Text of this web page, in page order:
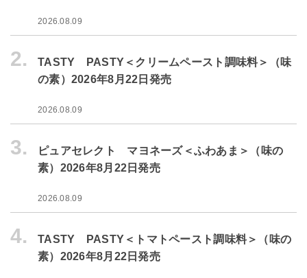
2026.08.09
2.
TASTY PASTY＜クリームペースト調味料＞（味
の素）2026年8月22日発売
2026.08.09
3.
ピュアセレクト マヨネーズ＜ふわあま＞（味の
素）2026年8月22日発売
2026.08.09
4.
TASTY PASTY＜トマトペースト調味料＞（味の
素）2026年8月22日発売